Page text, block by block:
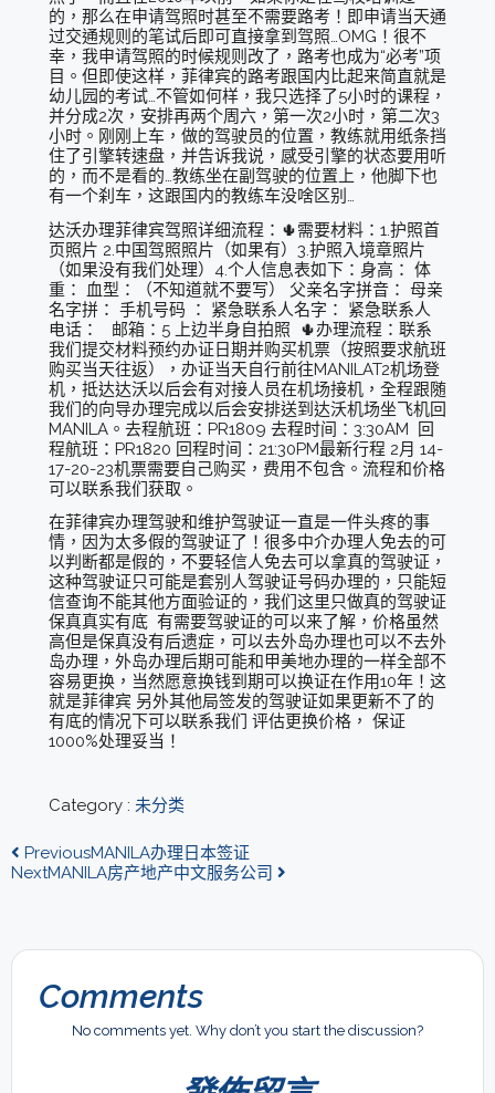
的，那么在申请驾照时甚至不需要路考！即申请当天通
过交通规则的笔试后即可直接拿到驾照…OMG！很不
幸，我申请驾照的时候规则改了，路考也成为“必考”项
目。但即使这样，菲律宾的路考跟国内比起来简直就是
幼儿园的考试…不管如何样，我只选择了5小时的课程，
并分成2次，安排再两个周六，第一次2小时，第二次3
小时。刚刚上车，做的驾驶员的位置，教练就用纸条挡
住了引擎转速盘，并告诉我说，感受引擎的状态要用听
的，而不是看的…教练坐在副驾驶的位置上，他脚下也
有一个刹车，这跟国内的教练车没啥区别…
达沃办理菲律宾驾照详细流程：🌵需要材料：1.护照首
页照片 2.中国驾照照片（如果有）3.护照入境章照片
（如果没有我们处理）4.个人信息表如下：身高： 体
重： 血型：（不知道就不要写） 父亲名字拼音： 母亲
名字拼： 手机号码 ： 紧急联系人名字： 紧急联系人
电话： 邮箱：5 上边半身自拍照 🌵办理流程：联系
我们提交材料预约办证日期并购买机票（按照要求航班
购买当天往返），办证当天自行前往MANILAT2机场登
机，抵达达沃以后会有对接人员在机场接机，全程跟随
我们的向导办理完成以后会安排送到达沃机场坐飞机回
MANILA。去程航班：PR1809 去程时间：3:30AM 回
程航班：PR1820 回程时间：21:30PM最新行程 2月 14-
17-20-23机票需要自己购买，费用不包含。流程和价格
可以联系我们获取。
在菲律宾办理驾驶和维护驾驶证一直是一件头疼的事
情，因为太多假的驾驶证了！很多中介办理人免去的可
以判断都是假的，不要轻信人免去可以拿真的驾驶证，
这种驾驶证只可能是套别人驾驶证号码办理的，只能短
信查询不能其他方面验证的，我们这里只做真的驾驶证
保真真实有底 有需要驾驶证的可以来了解，价格虽然
高但是保真没有后遗症，可以去外岛办理也可以不去外
岛办理，外岛办理后期可能和甲美地办理的一样全部不
容易更换，当然愿意换钱到期可以换证在作用10年！这
就是菲律宾 另外其他局签发的驾驶证如果更新不了的
有底的情况下可以联系我们 评估更换价格， 保证
1000%处理妥当！
Category : 未分类
PreviousMANILA办理日本签证
NextMANILA房产地产中文服务公司
Comments
No comments yet. Why don’t you start the discussion?